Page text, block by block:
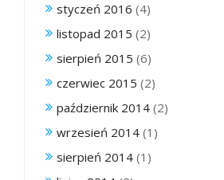
styczeń 2016 (4)
listopad 2015 (2)
sierpień 2015 (6)
czerwiec 2015 (2)
październik 2014 (2)
wrzesień 2014 (1)
sierpień 2014 (1)